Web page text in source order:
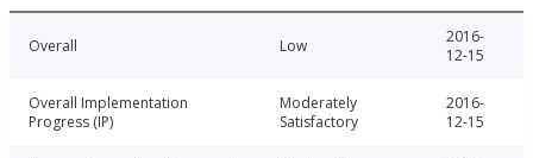
Overall Low
2016-
12-15
Overall Implementation
Progress (IP)
Moderately
Satisfactory
2016-
12-15